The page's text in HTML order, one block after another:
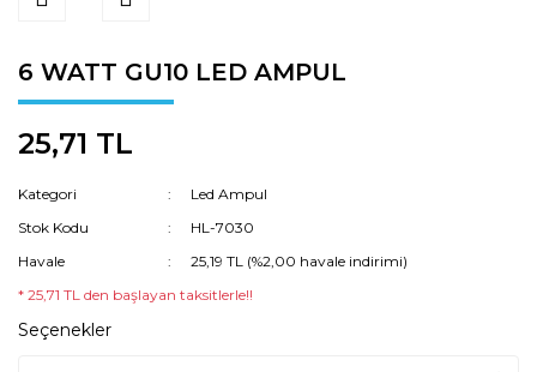
6 WATT GU10 LED AMPUL
25,71 TL
Kategori
Led Ampul
Stok Kodu
HL-7030
Havale
25,19 TL (%2,00 havale indirimi)
* 25,71 TL den başlayan taksitlerle!!
Seçenekler